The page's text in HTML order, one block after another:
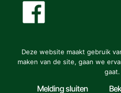
Deze website maakt gebruik
maken van de site, gaan we
gaat.
Melding sluiten